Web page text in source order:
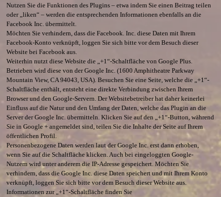
Nutzen Sie die Funktionen des Plugins – etwa indem Sie einen Beitrag teilen
oder „liken“ – werden die entsprechenden Informationen ebenfalls an die
Facebook Inc. übermittelt.
Möchten Sie verhindern, dass die Facebook. Inc. diese Daten mit Ihrem
Facebook-Konto verknüpft, loggen Sie sich bitte vor dem Besuch dieser
Website bei Facebook aus.
Weiterhin nutzt diese Website die „+1“-Schaltfläche von Google Plus.
Betrieben wird diese von der Google Inc. (1600 Amphitheatre Parkway
Mountain View, CA 94043, USA). Besuchen Sie eine Seite, welche die „+1“-
Schaltfläche enthält, entsteht eine direkte Verbindung zwischen Ihrem
Browser und den Google-Servern. Der Websitebetreiber hat daher keinerlei
Einfluss auf die Natur und den Umfang der Daten, welche das Plugin an die
Server der Google Inc. übermitteln. Klicken Sie auf den „+1“-Button, während
Sie in Google + angemeldet sind, teilen Sie die Inhalte der Seite auf Ihrem
öffentlichen Profil.
Personenbezogene Daten werden laut der Google Inc. erst dann erhoben,
wenn Sie auf die Schaltfläche klicken. Auch bei eingeloggten Google-
Nutzern wird unter anderem die IP-Adresse gespeichert. Möchten Sie
verhindern, dass die Google Inc. diese Daten speichert und mit Ihrem Konto
verknüpft, loggen Sie sich bitte vor dem Besuch dieser Website aus.
Informationen zur „+1“-Schaltfläche finden Sie